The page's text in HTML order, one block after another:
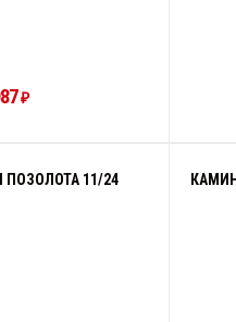
₽
ПОЗОЛОТА 11/24